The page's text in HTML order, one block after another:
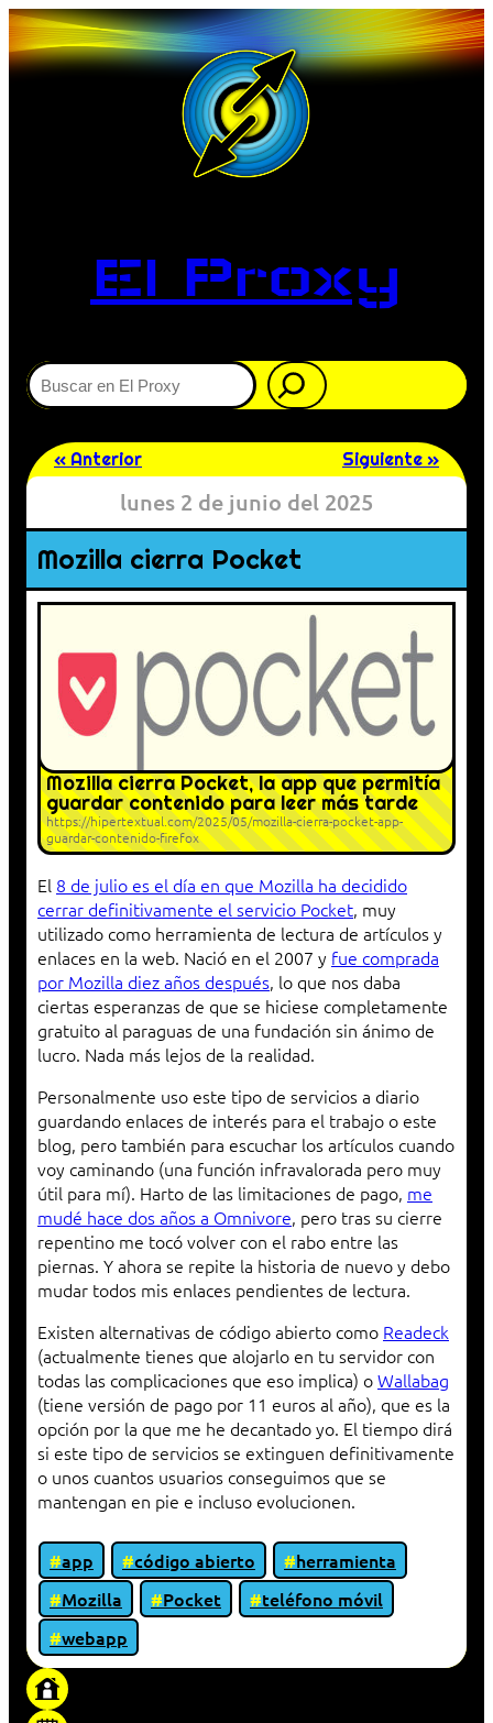
El Proxy
Buscar
« Anterior Siguiente »
lunes 2 de junio del 2025
Mozilla cierra Pocket
Mozilla cierra Pocket, la app que permitía
guardar contenido para leer más tarde
https://hipertextual.com/2025/05/mozilla-cierra-pocket-app-
guardar-contenido-firefox
El 8 de julio es el día en que Mozilla ha decidido
cerrar definitivamente el servicio Pocket, muy
utilizado como herramienta de lectura de artículos y
enlaces en la web. Nació en el 2007 y fue comprada
por Mozilla diez años después, lo que nos daba
ciertas esperanzas de que se hiciese completamente
gratuito al paraguas de una fundación sin ánimo de
lucro. Nada más lejos de la realidad.
Personalmente uso este tipo de servicios a diario
guardando enlaces de interés para el trabajo o este
blog, pero también para escuchar los artículos cuando
voy caminando (una función infravalorada pero muy
útil para mí). Harto de las limitaciones de pago, me
mudé hace dos años a Omnivore, pero tras su cierre
repentino me tocó volver con el rabo entre las
piernas. Y ahora se repite la historia de nuevo y debo
mudar todos mis enlaces pendientes de lectura.
Existen alternativas de código abierto como Readeck
(actualmente tienes que alojarlo en tu servidor con
todas las complicaciones que eso implica) oWallabag
(tiene versión de pago por 11 euros al año), que es la
opción por la que me he decantado yo. El tiempo dirá
si este tipo de servicios se extinguen definitivamente
o unos cuantos usuarios conseguimos que se
mantengan en pie e incluso evolucionen.
app código abierto
herramienta
Mozilla
Pocket
teléfono móvil
webapp